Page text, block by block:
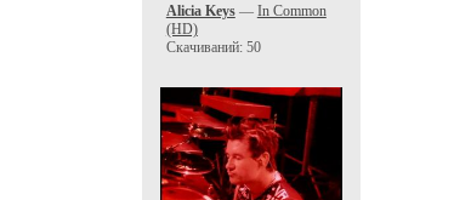
Alicia Keys— In Common
(HD)
Скачиваний: 50